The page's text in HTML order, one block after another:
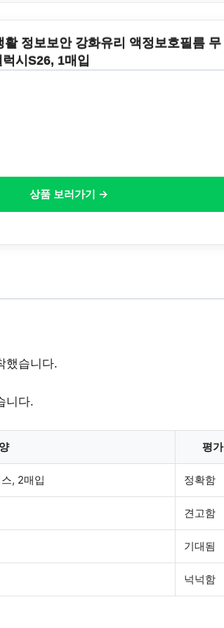
활 정보보안 강화유리 액정보호필름 무
시S26, 1매입
상품 보러가기 →
했습니다.
니다.
평가
, 2매입 정확함
견고함
기대됨
넉넉함